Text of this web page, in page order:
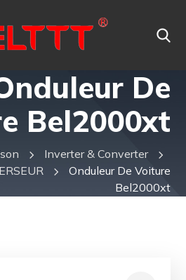
De
Bel2000xt
Inverter & Converter
Onduleur De Voiture
Bel2000xt